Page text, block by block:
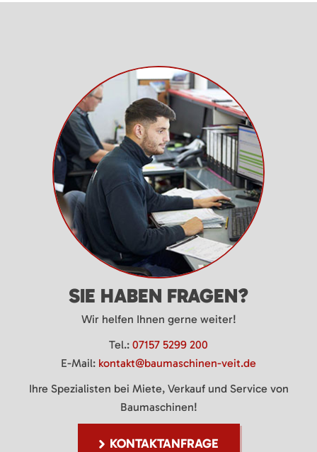
SIE HABEN FRAGEN?
Wir helfen Ihnen gerne weiter!
Tel.: 07157 5299 200
E-Mail: kontakt@baumaschinen-veit.de
Ihre Spezialisten bei Miete, Verkauf und Service von
Baumaschinen!
KONTAKTANFRAGE